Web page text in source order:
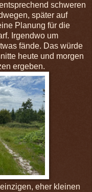
schweren
später auf
Planung für die
Irgendwo um
fände. Das würde
heute und morgen
ergeben.
eher kleinen